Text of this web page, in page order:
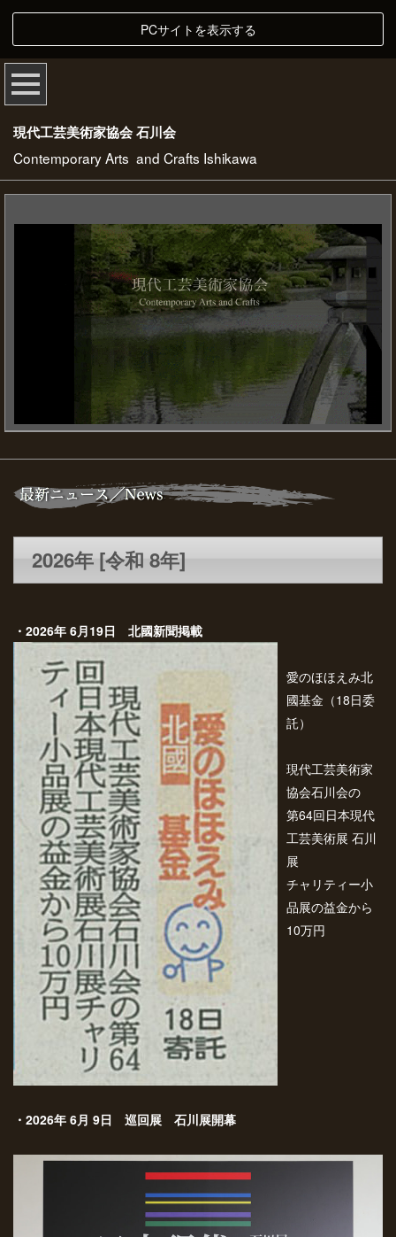
PCサイトを表示する
現代工芸美術家協会 石川会
Contemporary Arts and Crafts Ishikawa
2026年 [令和 8年]
・2026年 6月19日 北國新聞掲載
愛のほほえみ北
國基金（18日委
託）
現代工芸美術家
協会石川会の
第64回日本現代
工芸美術展 石川
展
チャリティー小
品展の益金から
10万円
・2026年 6月 9日 巡回展 石川展開幕